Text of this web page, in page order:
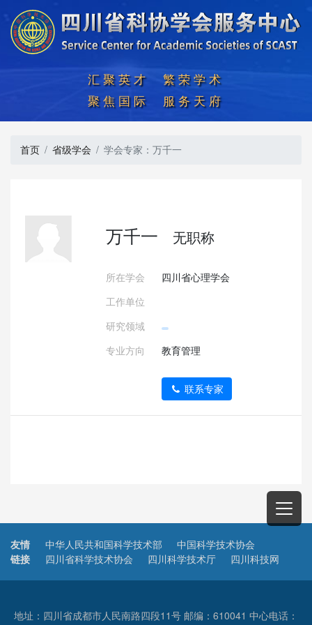
汇聚英才  繁荣学术
聚焦国际  服务天府
首页 省级学会 学会专家：万千一
万千一 无职称
所在学会
四川省心理学会
工作单位
研究领域
专业方向
教育管理
联系专家
友情
链接
中华人民共和国科学技术部
中国科学技术协会
四川省科学技术协会
四川科学技术厅 四川科技网
地址：四川省成都市人民南路四段11号 邮编：610041 中心电话：